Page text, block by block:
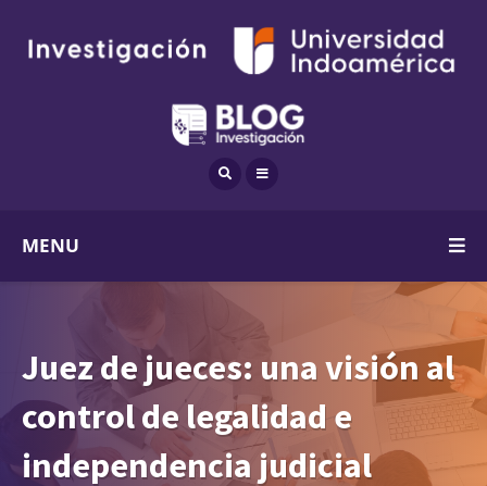
MENU
Juez de jueces: una visión al
control de legalidad e
independencia judicial